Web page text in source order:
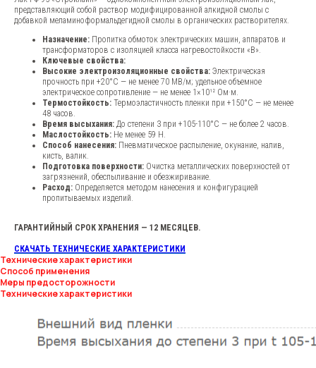
представляющий собой раствор модифицированной алкидной смолы с
добавкой меламиноформальдегидной смолы в органических растворителях.
Назначение: Пропитка обмоток электрических машин, аппаратов и
трансформаторов с изоляцией класса нагревостойкости «В».
Ключевые свойства:
Высокие электроизоляционные свойства: Электрическая
прочность при +20°C — не менее 70 МВ/м; удельное объемное
электрическое сопротивление — не менее 1×10¹² Ом·м.
Термостойкость: Термоэластичность пленки при +150°C — не менее
48 часов.
Время высыхания: До степени 3 при +105-110°C — не более 2 часов.
Маслостойкость: Не менее 59 Н.
Способ нанесения: Пневматическое распыление, окунание, налив,
кисть, валик.
Подготовка поверхности: Очистка металлических поверхностей от
загрязнений, обеспыливание и обезжиривание.
Расход: Определяется методом нанесения и конфигурацией
пропитываемых изделий.
ГАРАНТИЙНЫЙ СРОК ХРАНЕНИЯ — 12 МЕСЯЦЕВ.
СКАЧАТЬ ТЕХНИЧЕСКИЕ ХАРАКТЕРИСТИКИ
Технические характеристики
Способ применения
Меры предосторожности
Технические характеристики